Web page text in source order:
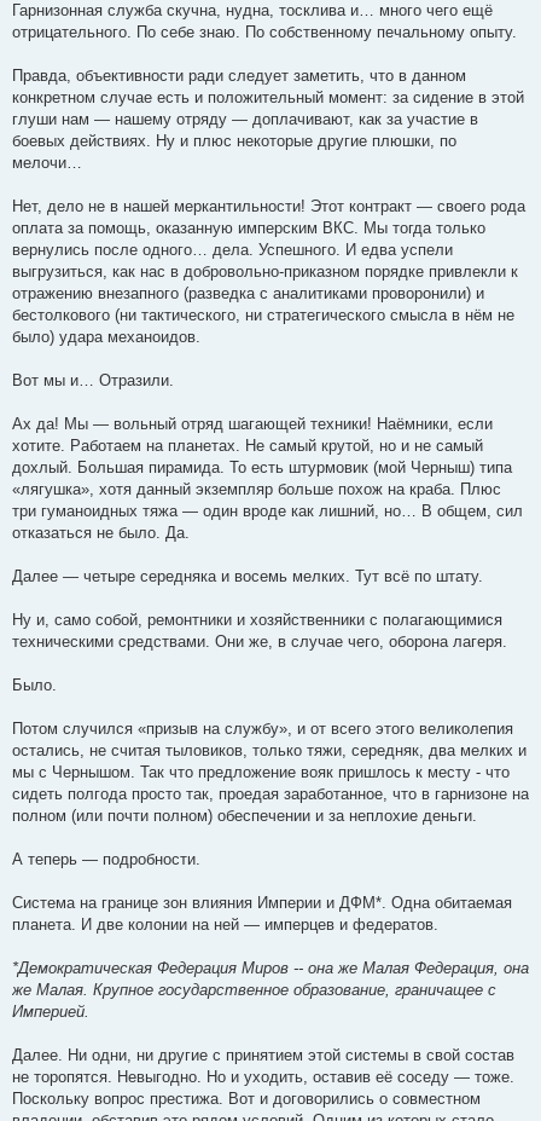
Гарнизонная служба скучна, нудна, тосклива и… много чего ещё
отрицательного. По себе знаю. По собственному печальному опыту.
Правда, объективности ради следует заметить, что в данном
конкретном случае есть и положительный момент: за сидение в этой
глуши нам — нашему отряду — доплачивают, как за участие в
боевых действиях. Ну и плюс некоторые другие плюшки, по
мелочи…
Нет, дело не в нашей меркантильности! Этот контракт — своего рода
оплата за помощь, оказанную имперским ВКС. Мы тогда только
вернулись после одного… дела. Успешного. И едва успели
выгрузиться, как нас в добровольно-приказном порядке привлекли к
отражению внезапного (разведка с аналитиками проворонили) и
бестолкового (ни тактического, ни стратегического смысла в нём не
было) удара механоидов.
Вот мы и… Отразили.
Ах да! Мы — вольный отряд шагающей техники! Наёмники, если
хотите. Работаем на планетах. Не самый крутой, но и не самый
дохлый. Большая пирамида. То есть штурмовик (мой Черныш) типа
«лягушка», хотя данный экземпляр больше похож на краба. Плюс
три гуманоидных тяжа — один вроде как лишний, но… В общем, сил
отказаться не было. Да.
Далее — четыре середняка и восемь мелких. Тут всё по штату.
Ну и, само собой, ремонтники и хозяйственники с полагающимися
техническими средствами. Они же, в случае чего, оборона лагеря.
Было.
Потом случился «призыв на службу», и от всего этого великолепия
остались, не считая тыловиков, только тяжи, середняк, два мелких и
мы с Чернышом. Так что предложение вояк пришлось к месту - что
сидеть полгода просто так, проедая заработанное, что в гарнизоне на
полном (или почти полном) обеспечении и за неплохие деньги.
А теперь — подробности.
Система на границе зон влияния Империи и ДФМ*. Одна обитаемая
планета. И две колонии на ней — имперцев и федератов.
*Демократическая Федерация Миров -- она же Малая Федерация, она
же Малая. Крупное государственное образование, граничащее с
Империей.
Далее. Ни одни, ни другие с принятием этой системы в свой состав
не торопятся. Невыгодно. Но и уходить, оставив её соседу — тоже.
Поскольку вопрос престижа. Вот и договорились о совместном